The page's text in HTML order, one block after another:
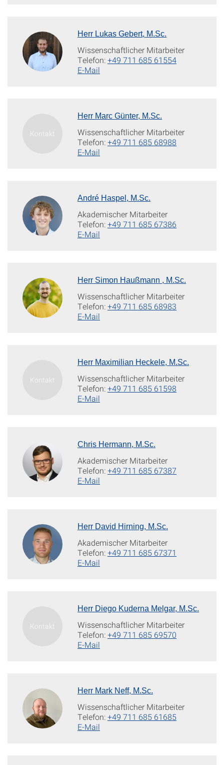
Herr Lukas Gebert, M.Sc.
Wissenschaftlicher Mitarbeiter
Telefon:+49 711 685 61554
E-Mail
Herr Marc Günter, M.Sc.
Wissenschaftlicher Mitarbeiter
Telefon:+49 711 685 68988
E-Mail
André Haspel, M.Sc.
Akademischer Mitarbeiter
Telefon:+49 711 685 67386
E-Mail
Herr Simon Haußmann , M.Sc.
Wissenschaftlicher Mitarbeiter
Telefon:+49 711 685 68983
E-Mail
Herr Maximilian Heckele, M.Sc.
Wissenschaftlicher Mitarbeiter
Telefon:+49 711 685 61598
E-Mail
Chris Hermann, M.Sc.
Akademischer Mitarbeiter
Telefon:+49 711 685 67387
E-Mail
Herr David Hirning, M.Sc.
Akademischer Mitarbeiter
Telefon:+49 711 685 67371
E-Mail
Herr Diego Kuderna Melgar, M.Sc.
Wissenschaftlicher Mitarbeiter
Telefon:+49 711 685 69570
E-Mail
Herr Mark Neff, M.Sc.
Wissenschaftlicher Mitarbeiter
Telefon:+49 711 685 61685
E-Mail